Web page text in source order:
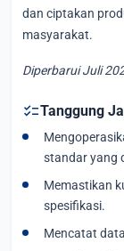
dan ciptakan
masyarakat.
Diperbarui Juli
checklistTanggung
standar yang
Memastikan
spesifikasi.
Mencatat